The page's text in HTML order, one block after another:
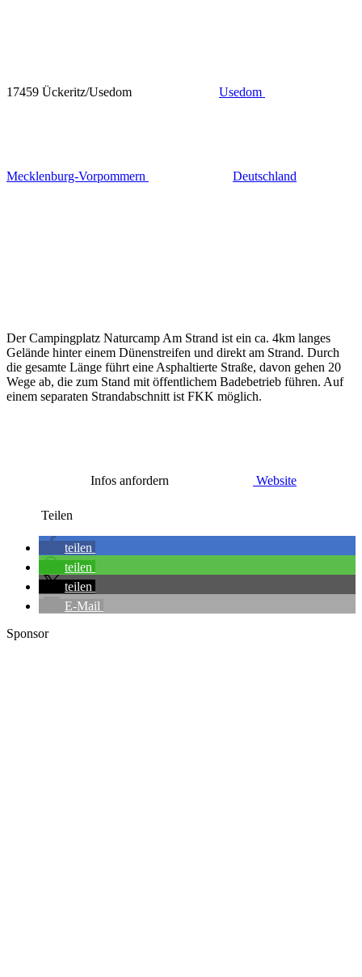
17459 Ückeritz/Usedom Usedom
Mecklenburg-Vorpommern Deutschland
Der Campingplatz Naturcamp Am Strand ist ein ca. 4km langes
Gelände hinter einem Dünenstreifen und direkt am Strand. Durch
die gesamte Länge führt eine Asphaltierte Straße, davon gehen 20
Wege ab, die zum Stand mit öffentlichem Badebetrieb führen. Auf
einem separaten Strandabschnitt ist FKK möglich.
Infos anfordern Website
Teilen
teilen
teilen
teilen
E-Mail
Sponsor